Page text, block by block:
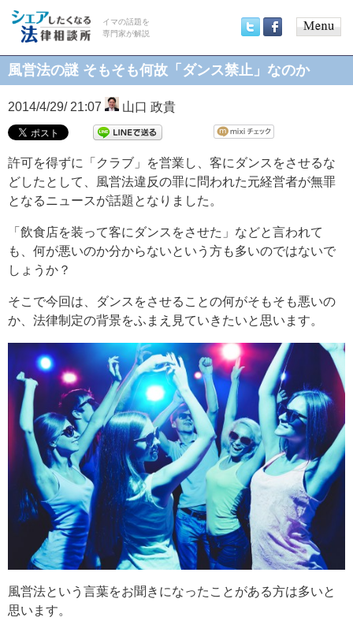
イマの話題を
専門家が解説
menu
風営法の謎 そもそも何故「ダンス禁止」なのか
2014/4/29/ 21:07 山口 政貴
許可を得ずに「クラブ」を営業し、客にダンスをさせるな
どしたとして、風営法違反の罪に問われた元経営者が無罪
となるニュースが話題となりました。
「飲食店を装って客にダンスをさせた」などと言われて
も、何が悪いのか分からないという方も多いのではないで
しょうか？
そこで今回は、ダンスをさせることの何がそもそも悪いの
か、法律制定の背景をふまえ見ていきたいと思います。
風営法という言葉をお聞きになったことがある方は多いと
思います。